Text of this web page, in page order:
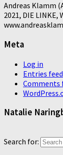
Andreas Klamm
2021, DIE
Meta
Log in
Entries feed
Comments
Natalie
Search for: